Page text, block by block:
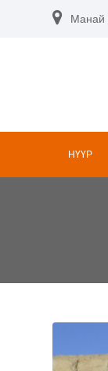
Манай
НҮҮР